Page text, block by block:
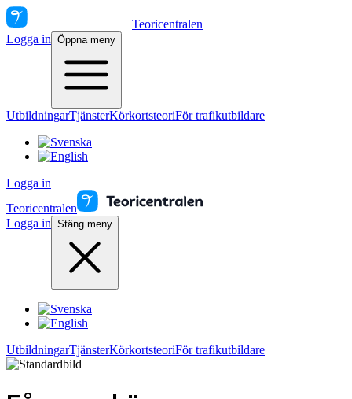
Teoricentralen
Logga in Öppna meny
UtbildningarTjänsterKörkortsteoriFör trafikutbildare
Logga in
Teoricentralen
Logga in Stäng meny
UtbildningarTjänsterKörkortsteoriFör trafikutbildare